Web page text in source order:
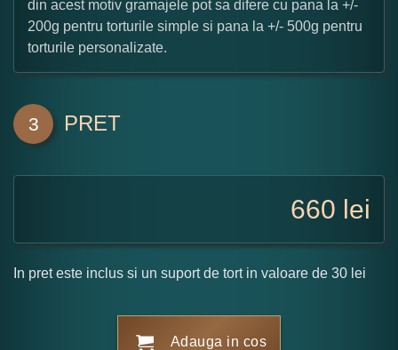
din acest motiv gramajele pot sa difere cu pana la +/-
200g pentru torturile simple si pana la +/- 500g pentru
torturile personalizate.
3 PRET
660 lei
In pret este inclus si un suport de tort in valoare de 30 lei
Adauga in cos